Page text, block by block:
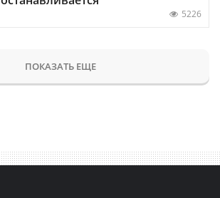
5226
ПОКАЗАТЬ ЕЩЕ